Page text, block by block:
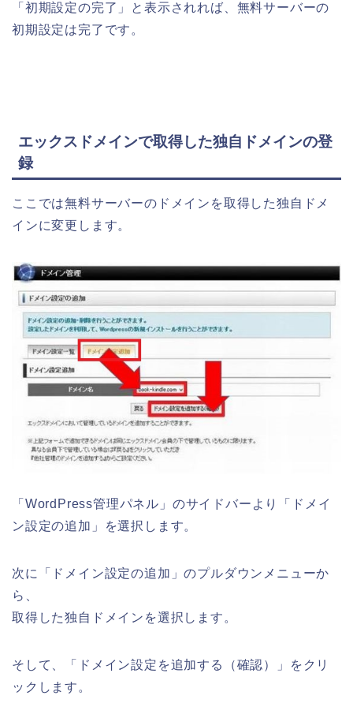
「初期設定の完了」と表示されれば、無料サーバーの
初期設定は完了です。
エックスドメインで取得した独自ドメインの登
録
ここでは無料サーバーのドメインを取得した独自ドメ
インに変更します。
「WordPress管理パネル」のサイドバーより「ドメイ
ン設定の追加」を選択します。
次に「ドメイン設定の追加」のプルダウンメニューか
ら、
取得した独自ドメインを選択します。
そして、「ドメイン設定を追加する（確認）」をクリ
ックします。